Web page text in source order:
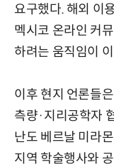
요구했다. 해외 이
멕시코 온라인 커
하려는 움직임이
이후 현지 언론들
측량·지리공학자
난도 베르날 미라
지역 학술행사와